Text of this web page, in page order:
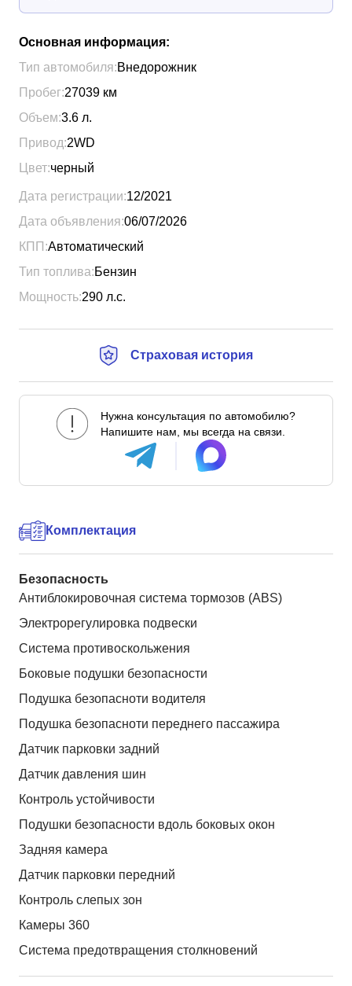
Основная информация:
Тип автомобиля:Внедорожник
Пробег:27039 км
Объем:3.6 л.
Привод:2WD
Цвет:черный
Дата регистрации:12/2021
Дата объявления:06/07/2026
КПП:Автоматический
Тип топлива:Бензин
Мощность:290 л.с.
Страховая история
Нужна консультация по автомобилю?
Напишите нам, мы всегда на связи.
Комплектация
Безопасность
Антиблокировочная система тормозов (ABS)
Электрорегулировка подвески
Система противоскольжения
Боковые подушки безопасности
Подушка безопасноти водителя
Подушка безопасноти переднего пассажира
Датчик парковки задний
Датчик давления шин
Контроль устойчивости
Подушки безопасности вдоль боковых окон
Задняя камера
Датчик парковки передний
Контроль слепых зон
Камеры 360
Система предотвращения столкновений